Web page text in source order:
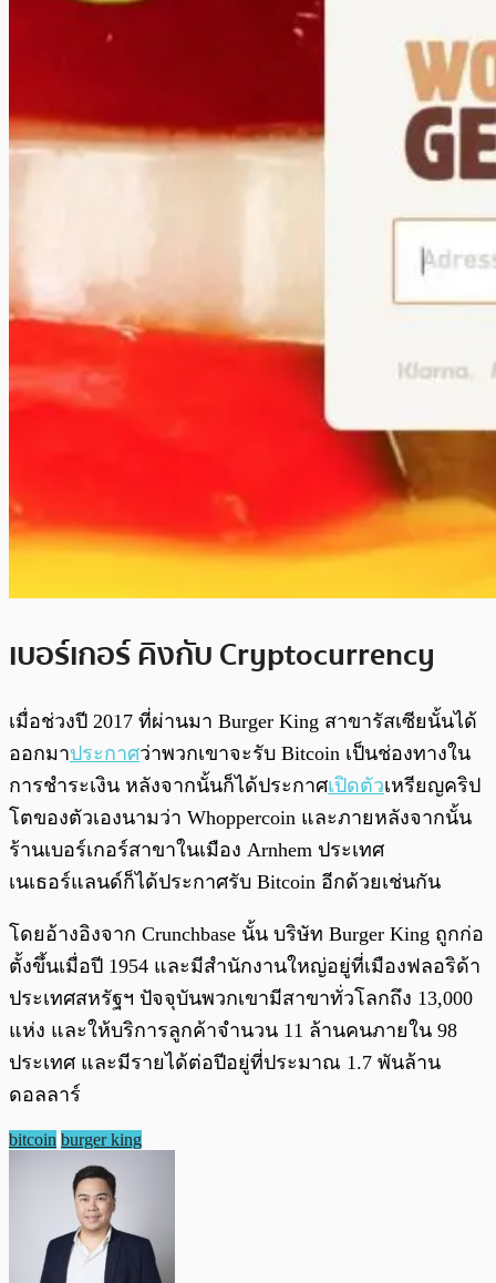
เบอร์เกอร์ คิงกับ Cryptocurrency
เมื่อช่วงปี 2017 ที่ผ่านมา Burger King สาขารัสเซียนั้นได้
ออกมาประกาศว่าพวกเขาจะรับ Bitcoin เป็นช่องทางใน
การชำระเงิน หลังจากนั้นก็ได้ประกาศเปิดตัวเหรียญคริป
โตของตัวเองนามว่า Whoppercoin และภายหลังจากนั้น
ร้านเบอร์เกอร์สาขาในเมือง Arnhem ประเทศ
เนเธอร์แลนด์ก็ได้ประกาศรับ Bitcoin อีกด้วยเช่นกัน
โดยอ้างอิงจาก Crunchbase นั้น บริษัท Burger King ถูกก่อ
ตั้งขึ้นเมื่อปี 1954 และมีสำนักงานใหญ่อยู่ที่เมืองฟลอริด้า
ประเทศสหรัฐฯ ปัจจุบันพวกเขามีสาขาทั่วโลกถึง 13,000
แห่ง และให้บริการลูกค้าจำนวน 11 ล้านคนภายใน 98
ประเทศ และมีรายได้ต่อปีอยู่ที่ประมาณ 1.7 พันล้าน
ดอลลาร์
bitcoin burger king